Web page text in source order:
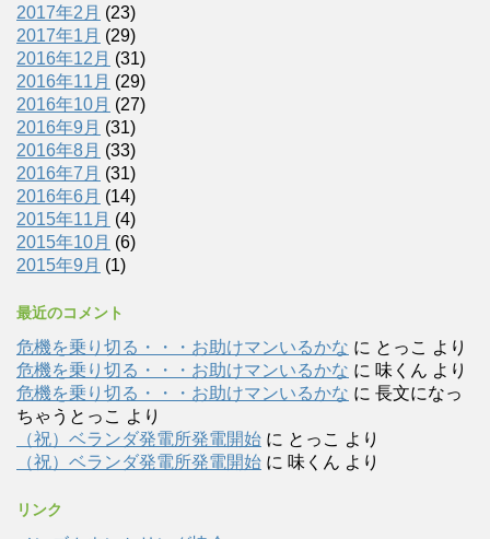
2017年2月 (23)
2017年1月 (29)
2016年12月 (31)
2016年11月 (29)
2016年10月 (27)
2016年9月 (31)
2016年8月 (33)
2016年7月 (31)
2016年6月 (14)
2015年11月 (4)
2015年10月 (6)
2015年9月 (1)
最近のコメント
危機を乗り切る・・・お助けマンいるかな に とっこ より
危機を乗り切る・・・お助けマンいるかな に 味くん より
危機を乗り切る・・・お助けマンいるかな に 長文になっ
ちゃうとっこ より
（祝）ベランダ発電所発電開始 に とっこ より
（祝）ベランダ発電所発電開始 に 味くん より
リンク